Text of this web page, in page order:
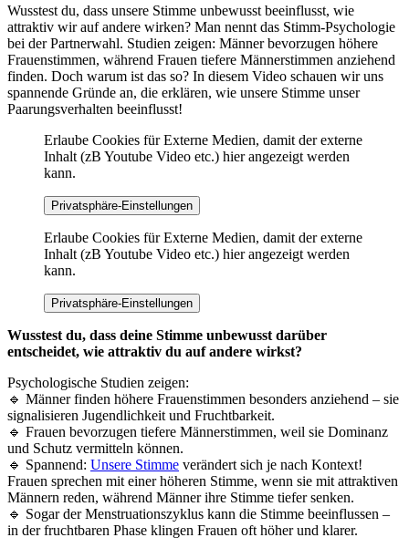
Wusstest du, dass unsere Stimme unbewusst beeinflusst, wie
attraktiv wir auf andere wirken? Man nennt das Stimm-Psychologie
bei der Partnerwahl. Studien zeigen: Männer bevorzugen höhere
Frauenstimmen, während Frauen tiefere Männerstimmen anziehend
finden. Doch warum ist das so? In diesem Video schauen wir uns
spannende Gründe an, die erklären, wie unsere Stimme unser
Paarungsverhalten beeinflusst!
Erlaube Cookies für Externe Medien, damit der externe
Inhalt (zB Youtube Video etc.) hier angezeigt werden
kann.
Privatsphäre-Einstellungen
Erlaube Cookies für Externe Medien, damit der externe
Inhalt (zB Youtube Video etc.) hier angezeigt werden
kann.
Privatsphäre-Einstellungen
Wusstest du, dass deine Stimme unbewusst darüber
entscheidet, wie attraktiv du auf andere wirkst?
Psychologische Studien zeigen:
🔹 Männer finden höhere Frauenstimmen besonders anziehend – sie
signalisieren Jugendlichkeit und Fruchtbarkeit.
🔹 Frauen bevorzugen tiefere Männerstimmen, weil sie Dominanz
und Schutz vermitteln können.
🔹 Spannend: Unsere Stimme verändert sich je nach Kontext!
Frauen sprechen mit einer höheren Stimme, wenn sie mit attraktiven
Männern reden, während Männer ihre Stimme tiefer senken.
🔹 Sogar der Menstruationszyklus kann die Stimme beeinflussen –
in der fruchtbaren Phase klingen Frauen oft höher und klarer.